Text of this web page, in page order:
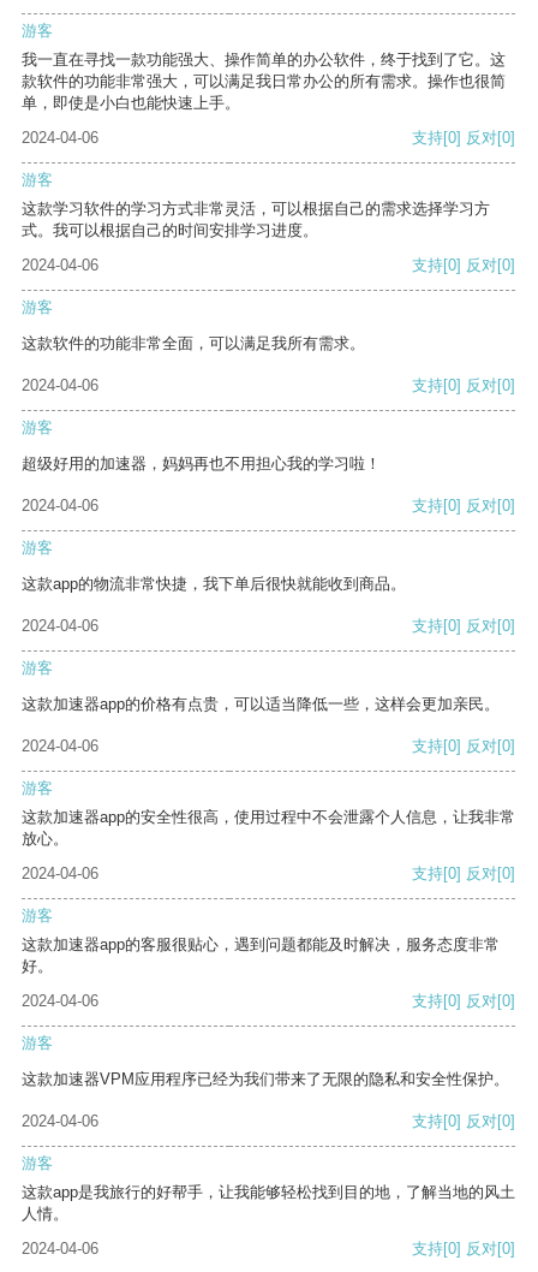
游客
我一直在寻找一款功能强大、操作简单的办公软件，终于找到了它。这
款软件的功能非常强大，可以满足我日常办公的所有需求。操作也很简
单，即使是小白也能快速上手。
2024-04-06
支持[0] 反对[0]
游客
这款学习软件的学习方式非常灵活，可以根据自己的需求选择学习方
式。我可以根据自己的时间安排学习进度。
2024-04-06
支持[0] 反对[0]
游客
这款软件的功能非常全面，可以满足我所有需求。
2024-04-06 支持[0] 反对[0]
游客
超级好用的加速器，妈妈再也不用担心我的学习啦！
2024-04-06 支持[0] 反对[0]
游客
这款app的物流非常快捷，我下单后很快就能收到商品。
2024-04-06 支持[0] 反对[0]
游客
这款加速器app的价格有点贵，可以适当降低一些，这样会更加亲民。
2024-04-06 支持[0] 反对[0]
游客
这款加速器app的安全性很高，使用过程中不会泄露个人信息，让我非常
放心。
2024-04-06
支持[0] 反对[0]
游客
这款加速器app的客服很贴心，遇到问题都能及时解决，服务态度非常
好。
2024-04-06
支持[0] 反对[0]
游客
这款加速器VPM应用程序已经为我们带来了无限的隐私和安全性保护。
2024-04-06 支持[0] 反对[0]
游客
这款app是我旅行的好帮手，让我能够轻松找到目的地，了解当地的风土
人情。
2024-04-06
支持[0] 反对[0]